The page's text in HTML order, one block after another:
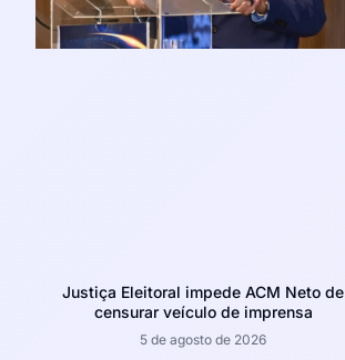
Justiça Eleitoral impede ACM Neto de
censurar veículo de imprensa
5 de agosto de 2026